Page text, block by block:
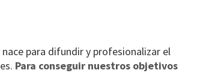
para difundir y profesionalizar el
Para conseguir nuestros objetivos